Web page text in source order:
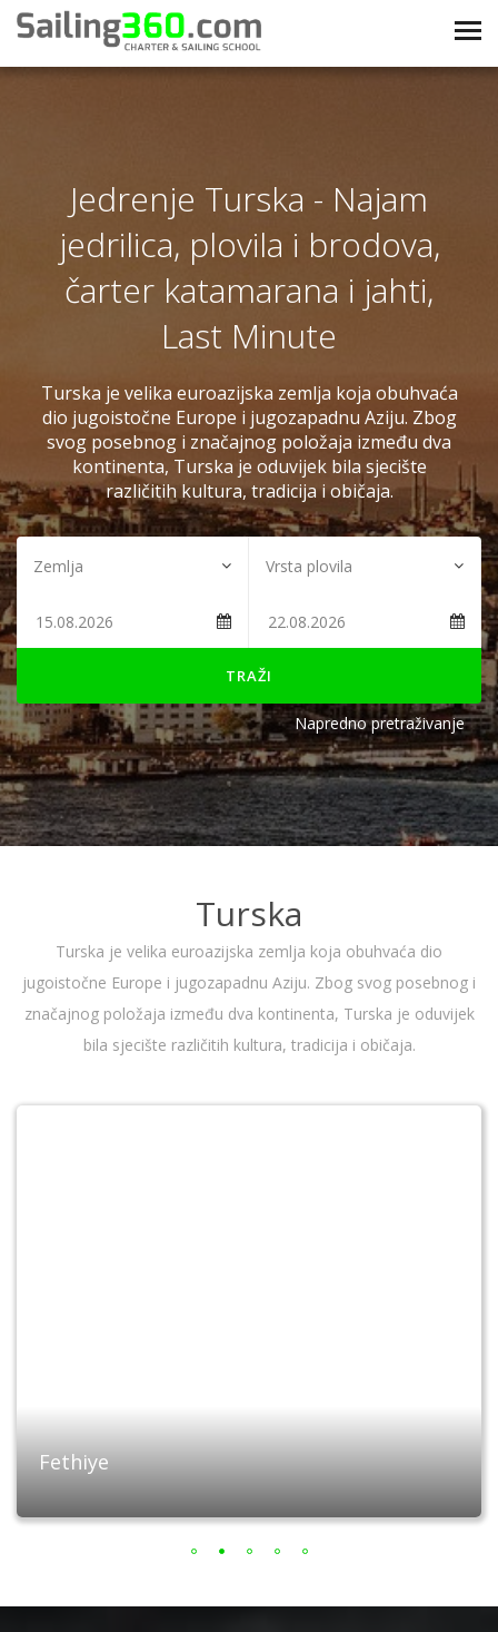
Jedrenje Turska - Najam
jedrilica, plovila i brodova,
čarter katamarana i jahti,
Last Minute
Turska je velika euroazijska zemlja koja obuhvaća
dio jugoistočne Europe i jugozapadnu Aziju. Zbog
svog posebnog i značajnog položaja između dva
kontinenta, Turska je oduvijek bila sjecište
različitih kultura, tradicija i običaja.
TRAŽI
Napredno pretraživanje
Turska
Turska je velika euroazijska zemlja koja obuhvaća dio
jugoistočne Europe i jugozapadnu Aziju. Zbog svog posebnog i
značajnog položaja između dva kontinenta, Turska je oduvijek
bila sjecište različitih kultura, tradicija i običaja.
Fethiye